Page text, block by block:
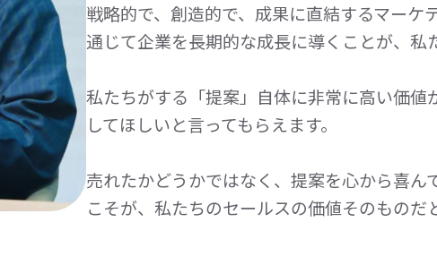
戦略的で、創造的で、成果に直結するマーケ
通じて企業を長期的な成長に導くことが、私
私たちがする「提案」自体に非常に高い価値
してほしいと言ってもらえます。
売れたかどうかではなく、提案を心から喜ん
こそが、私たちのセールスの価値そのものだ